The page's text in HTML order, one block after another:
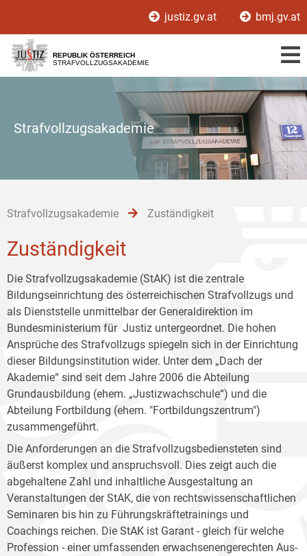
[1]
[2]
[3]
justiz.gv.at bmj.gv.at
REPUBLIK ÖSTERREICH
STRAFVOLLZUGSAKADEMIE
Strafvollzugsakademie
Strafvollzugsakademie Zuständigkeit
Zuständigkeit
Die Strafvollzugsakademie (StAK) ist die zentrale
Bildungseinrichtung des österreichischen Strafvollzugs und
als Dienststelle unmittelbar der Generaldirektion im
Bundesministerium für Justiz untergeordnet. Die hohen
Ansprüche des Strafvollzugs spiegeln sich in der Einrichtung
dieser Bildungsinstitution wider. Unter dem „Dach der
Akademie“ sind seit dem Jahre 2006 die Abteilung
Grundausbildung (ehem. „Justizwachschule“) und die
Abteilung Fortbildung (ehem. "Fortbildungszentrum")
zusammengeführt.
Die Anforderungen an die Strafvollzugsbediensteten sind
äußerst komplex und anspruchsvoll. Dies zeigt auch die
abgehaltene Zahl und inhaltliche Ausgestaltung an
Veranstaltungen der StAK, die von rechtswissenschaftlichen
Seminaren bis hin zu Führungskräftetrainings und
Coachings reichen. Die StAK ist Garant - gleich für welche
Profession - einer umfassenden erwachsenengerechten Aus-